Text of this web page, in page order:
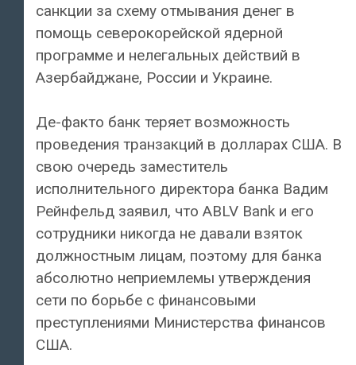
санкции за схему отмывания денег в
помощь северокорейской ядерной
программе и нелегальных действий в
Азербайджане, России и Украине.
Де-факто банк теряет возможность
проведения транзакций в долларах США. В
свою очередь заместитель
исполнительного директора банка Вадим
Рейнфельд заявил, что ABLV Bank и его
сотрудники никогда не давали взяток
должностным лицам, поэтому для банка
абсолютно неприемлемы утверждения
сети по борьбе с финансовыми
преступлениями Министерства финансов
США.